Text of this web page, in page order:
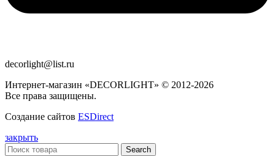
decorlight@list.ru
Интернет-магазин «DECORLIGHT» © 2012-2026
Все права защищены.
Создание сайтов ESDirect
закрыть
Search